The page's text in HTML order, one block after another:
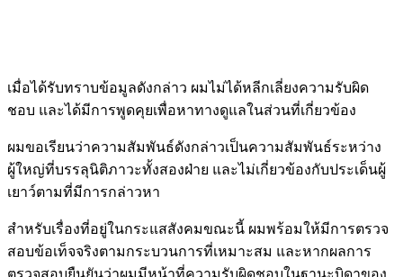
เมื่อได้รับทราบข้อมูลดังกล่าว ผมไม่ได้หลีกเลี่ยงความรับผิด
ชอบ และได้มีการพูดคุยเพื่อหาทางดูแลในส่วนที่เกี่ยวข้อง
ผมขอเรียนว่าความสัมพันธ์ดังกล่าวเป็นความสัมพันธ์ระหว่าง
ผู้ใหญ่ที่บรรลุนิติภาวะทั้งสองฝ่าย และไม่เกี่ยวข้องกับประเด็นผู้
เยาว์ตามที่มีการกล่าวหา
สำหรับเรื่องที่อยู่ในกระแสสังคมขณะนี้ ผมพร้อมให้มีการตรวจ
สอบข้อเท็จจริงตามกระบวนการที่เหมาะสม และหากผลการ